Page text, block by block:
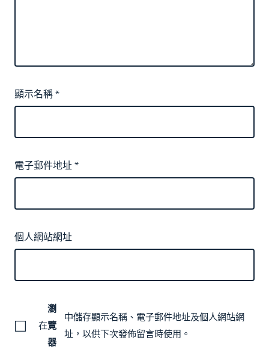
顯示名稱*
電子郵件地址*
個人網站網址
在
瀏
覽
器
中儲存顯示名稱、電子郵件地址及個人網站網
址，以供下次發佈留言時使用。